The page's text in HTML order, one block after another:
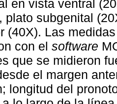
en vista ventral
plato subgenital
(40X). Las
con el software
que se midieron
el margen
longitud del